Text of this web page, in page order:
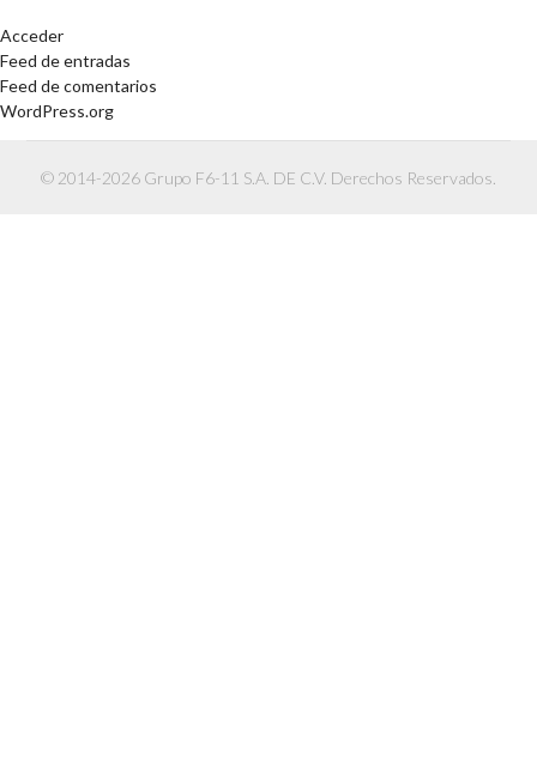
Acceder
Feed de entradas
Feed de comentarios
WordPress.org
© 2014-2026 Grupo F6-11 S.A. DE C.V. Derechos Reservados.